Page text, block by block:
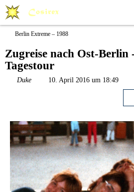
Berlin Extreme – 1988
Zugreise nach Ost-Berlin
Tagestour
Duke 10. April 2016 um 18:49